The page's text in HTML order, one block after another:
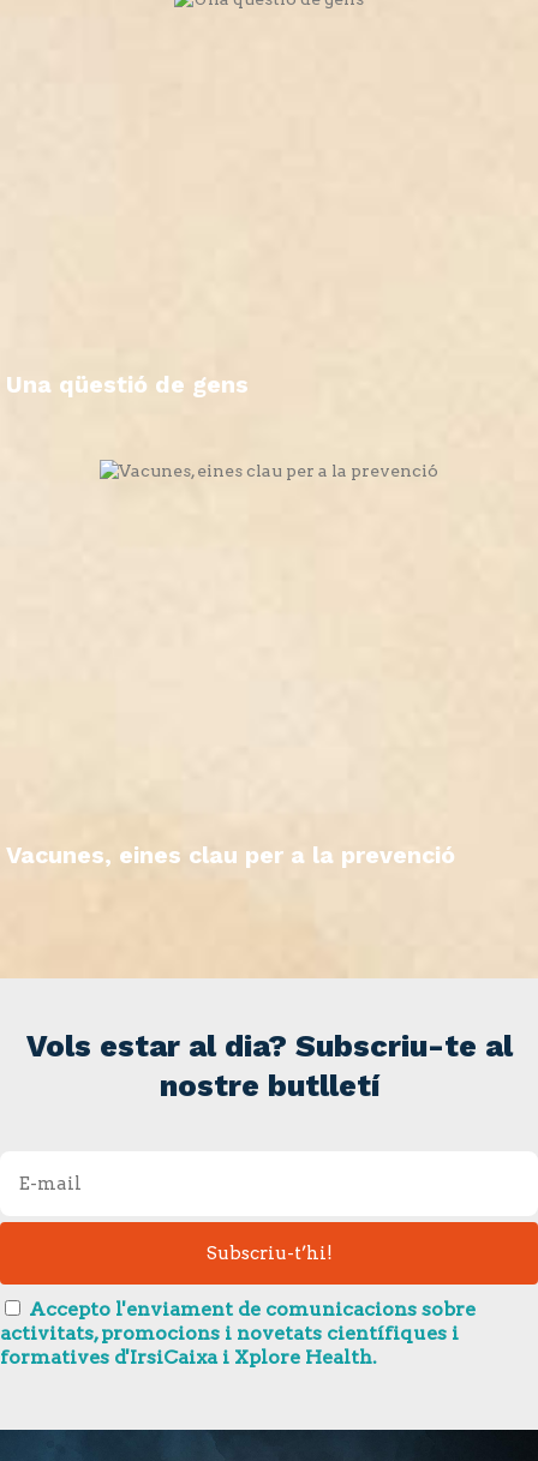
Una qüestió de gens
Vacunes, eines clau per a la prevenció
Vols estar al dia? Subscriu-te al
nostre butlletí
Accepto l'enviament de comunicacions sobre
activitats, promocions i novetats científiques i
formatives d'IrsiCaixa i Xplore Health.